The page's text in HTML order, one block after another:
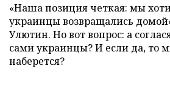
«Наша позиция четкая: мы
украинцы возвращались
Улютин. Но вот вопрос: а
сами украинцы? И если да, то
наберется?